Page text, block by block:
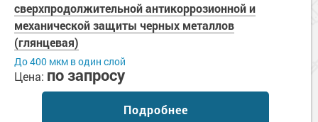
сверхпродолжительной антикоррозионной и
механической защиты черных металлов
(глянцевая)
До 400 мкм в один слой
Цена: по запросу
Подробнее